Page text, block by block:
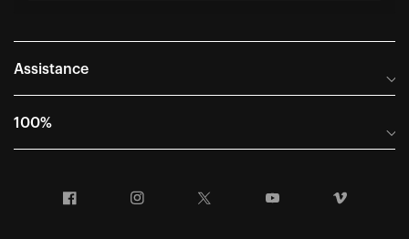
Assistance
Foire aux questions
Conditions générales de vente
100%
Informations sur l'entreprise
Facebook Instagram YouTube